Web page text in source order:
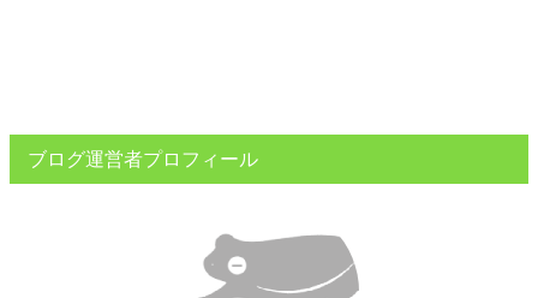
ブログ運営者プロフィール